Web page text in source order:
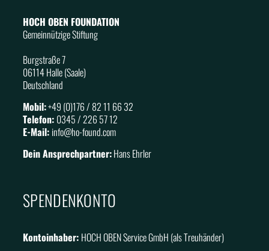
HOCH OBEN FOUNDATION
Gemeinnützige Stiftung
Burgstraße 7
06114 Halle (Saale)
Deutschland
Mobil:+49 (0)176 / 82 11 66 32
Telefon: 0345 / 226 57 12
E-Mail: info@ho-found.com
Dein Ansprechpartner:Hans Ehrler
SPENDENKONTO
Kontoinhaber: HOCH OBEN Service GmbH (als Treuhänder)